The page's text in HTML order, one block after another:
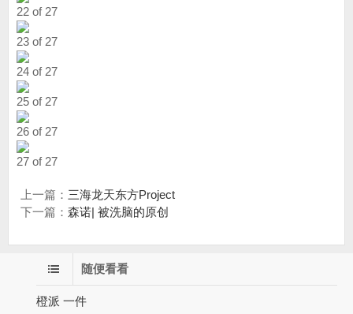
22 of 27
23 of 27
24 of 27
25 of 27
26 of 27
27 of 27
上一篇： 三海龙天东方Project
下一篇： 森诺| 被洗脑的原创
随便看看
橙派 一件